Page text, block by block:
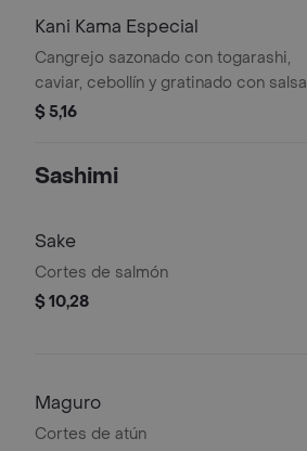
Kani Kama Especial
Cangrejo sazonado con togarashi,
caviar, cebollín y gratinado con salsa
de la casa.
$ 5,16
Sashimi
Sake
Cortes de salmón
$ 10,28
Maguro
Cortes de atún